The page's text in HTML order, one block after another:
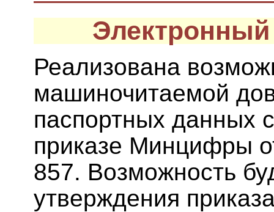
Реализована
машиночитаемой
паспортных данных
приказе Минцифры
857. Возможность
утверждения